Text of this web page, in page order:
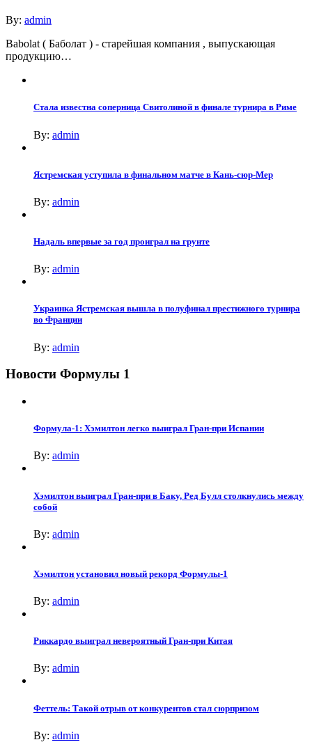
By: admin
Babolat ( Баболат ) - старейшая компания , выпускающая
продукцию…
Стала известна соперница Свитолиной в финале турнира в Риме
By: admin
Ястремская уступила в финальном матче в Кань-сюр-Мер
By: admin
Надаль впервые за год проиграл на грунте
By: admin
Украинка Ястремская вышла в полуфинал престижного турнира
во Франции
By: admin
Новости Формулы 1
Формула-1: Хэмилтон легко выиграл Гран-при Испании
By: admin
Хэмилтон выиграл Гран-при в Баку, Ред Булл столкнулись между
собой
By: admin
Хэмилтон установил новый рекорд Формулы-1
By: admin
Риккардо выиграл невероятный Гран-при Китая
By: admin
Феттель: Такой отрыв от конкурентов стал сюрпризом
By: admin